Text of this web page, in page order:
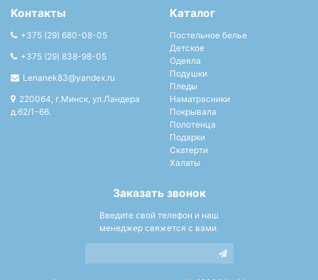
Контакты
+375 (29) 680-08-05
+375 (29) 838-98-05
Lenanek83@yandex.ru
220064, г.Минск, ул.Ландера
д.62/1-66.
Каталог
Постельное белье
Детское
Одеяла
Подушки
Пледы
Наматрасники
Покрывала
Полотенца
Подарки
Скатерти
Халаты
Заказать звонок
Введите свой телефон и наш
менеджер свяжется с вами.